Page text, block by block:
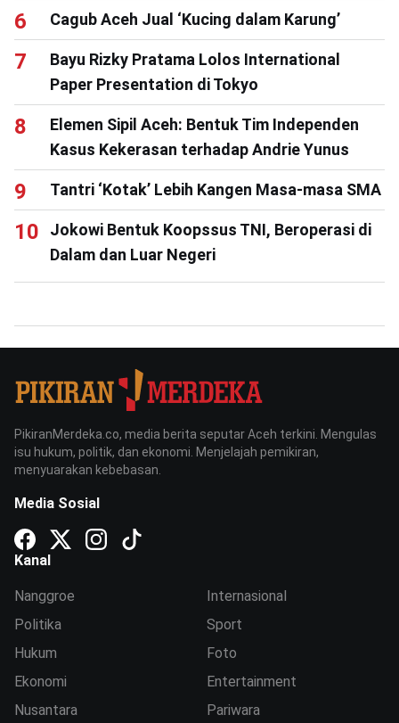
Cagub Aceh Jual ‘Kucing dalam Karung’
Bayu Rizky Pratama Lolos International
Paper Presentation di Tokyo
Elemen Sipil Aceh: Bentuk Tim Independen
Kasus Kekerasan terhadap Andrie Yunus
Tantri ‘Kotak’ Lebih Kangen Masa-masa SMA
Jokowi Bentuk Koopssus TNI, Beroperasi di
Dalam dan Luar Negeri
PikiranMerdeka.co, media berita seputar Aceh terkini. Mengulas
isu hukum, politik, dan ekonomi. Menjelajah pemikiran,
menyuarakan kebebasan.
Media Sosial
Kanal
Nanggroe
Politika
Hukum
Ekonomi
Nusantara
Internasional
Sport
Foto
Entertainment
Pariwara